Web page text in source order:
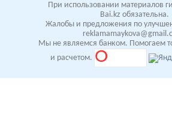
При использовании материалов
Bai.kz обязательна.
Жалобы и предложения по
Мы не являемся банком. Помогаем
и расчетом.